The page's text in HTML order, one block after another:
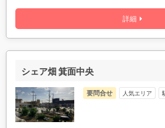
詳細
シェア畑 箕面中央
要問合せ 人気エリア